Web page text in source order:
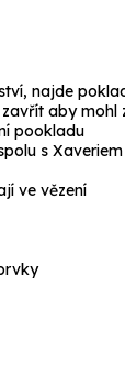
najde
aby mohl
pookladu
s Xaveriem
ve vězení